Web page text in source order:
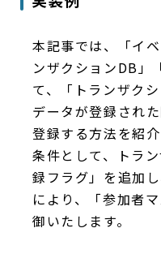
本記事では、「イ
ンザクションDB」
て、「トランザク
データが登録され
登録する方法を紹介
条件として、トラ
録フラグ」を追加
により、「参加者
御いたします。